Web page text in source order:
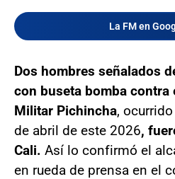
La FM en
Dos hombres señalados
con buseta bomba contra
Militar Pichincha,
de abril de este 2026,
Cali. Así lo confirmó el
en rueda de prensa en el